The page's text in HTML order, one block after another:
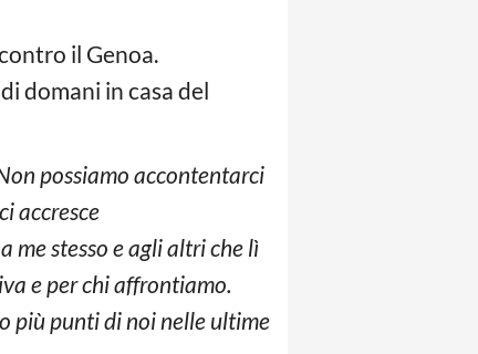
il Genoa.
domani in casa del
possiamo accontentarci
accresce
me stesso e agli altri che lì
e per chi affrontiamo.
più punti di noi nelle ultime